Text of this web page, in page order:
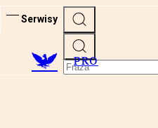
Serwisy
PRO